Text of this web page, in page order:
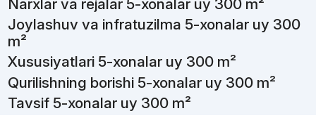
Narxlar va rejalar 5-xonalar uy 300 m²
Joylashuv va infratuzilma 5-xonalar uy 300
m²
Xususiyatlari 5-xonalar uy 300 m²
Qurilishning borishi 5-xonalar uy 300 m²
Tavsif 5-xonalar uy 300 m²